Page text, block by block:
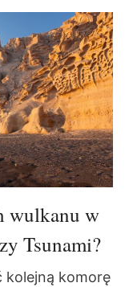
wulkanu w
Tsunami?
kolejną komorę